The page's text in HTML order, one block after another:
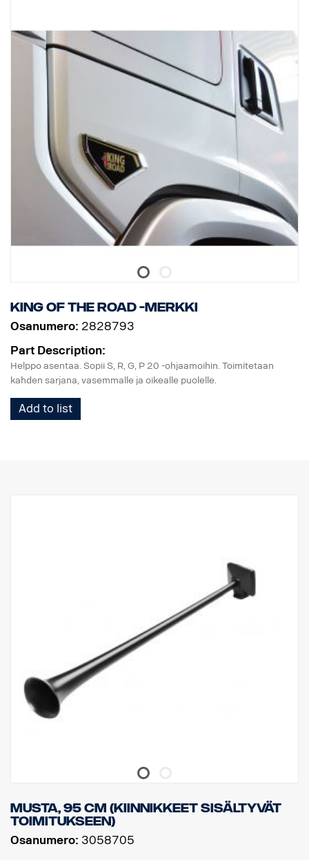
King of the Road -merkki
Osanumero: 2828793
Part Description:
Helppo asentaa. Sopii S, R, G, P 20 -ohjaamoihin. Toimitetaan
kahden sarjana, vasemmalle ja oikealle puolelle.
Add to list
Musta, 95 cm (kiinnikkeet sisältyvät
toimitukseen)
Osanumero: 3058705